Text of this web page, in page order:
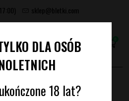
sklep@bletki.com
DLA OSÓB
18 lat?